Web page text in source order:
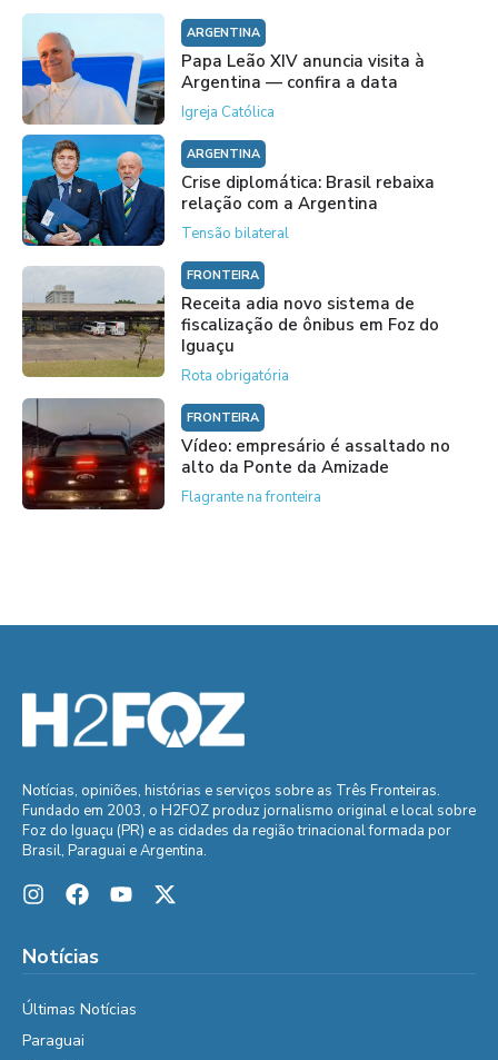
ARGENTINA
Papa Leão XIV anuncia visita à
Argentina — confira a data
Igreja Católica
ARGENTINA
Crise diplomática: Brasil rebaixa
relação com a Argentina
Tensão bilateral
FRONTEIRA
Receita adia novo sistema de
fiscalização de ônibus em Foz do
Iguaçu
Rota obrigatória
FRONTEIRA
Vídeo: empresário é assaltado no
alto da Ponte da Amizade
Flagrante na fronteira
Notícias, opiniões, histórias e serviços sobre as Três Fronteiras.
Fundado em 2003, o H2FOZ produz jornalismo original e local sobre
Foz do Iguaçu (PR) e as cidades da região trinacional formada por
Brasil, Paraguai e Argentina.
Notícias
Últimas Notícias
Paraguai